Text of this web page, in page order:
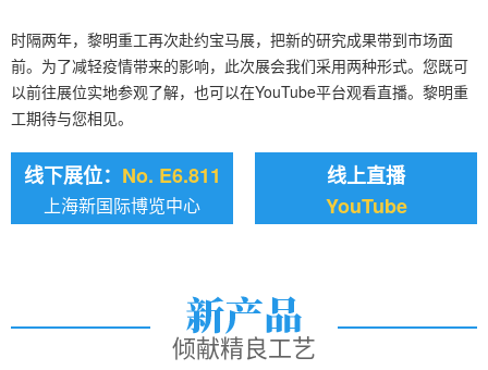
时隔两年，黎明重工再次赴约宝马展，把新的研究成果带到市场面
前。为了减轻疫情带来的影响，此次展会我们采用两种形式。您既可
以前往展位实地参观了解，也可以在YouTube平台观看直播。黎明重
工期待与您相见。
线下展位： No. E6.811
上海新国际博览中心
线上直播
YouTube
倾献精良工艺